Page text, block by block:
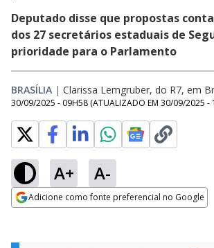
Deputado disse que propostas
dos 27 secretários estaduais de
prioridade para o Parlamento
BRASÍLIA | Clarissa Lemgruber, do R7, em
30/09/2025 - 09H58 (ATUALIZADO EM 30/09/2025 -
A+ A-
Adicione como fonte preferencial no Google